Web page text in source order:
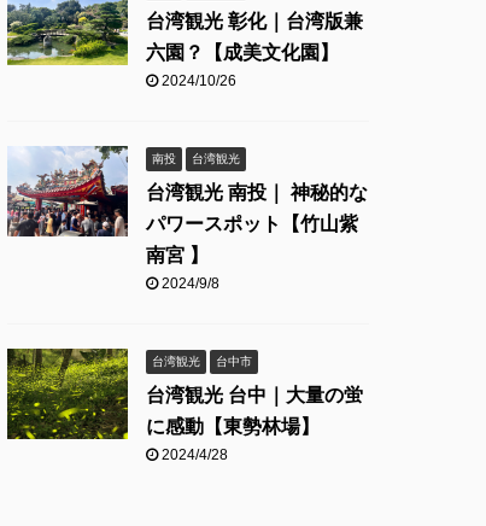
台湾観光 彰化｜台湾版兼
六園？【成美文化園】
2024/10/26
南投 台湾観光
台湾観光 南投｜ 神秘的な
パワースポット【竹山紫
南宮 】
2024/9/8
台湾観光 台中市
台湾観光 台中｜大量の蛍
に感動【東勢林場】
2024/4/28